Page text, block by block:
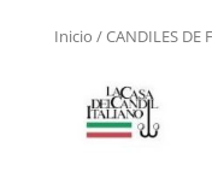
Inicio /CANDILES DE